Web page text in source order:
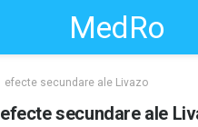
MedRo
efecte secundare ale Livazo
efecte secundare ale